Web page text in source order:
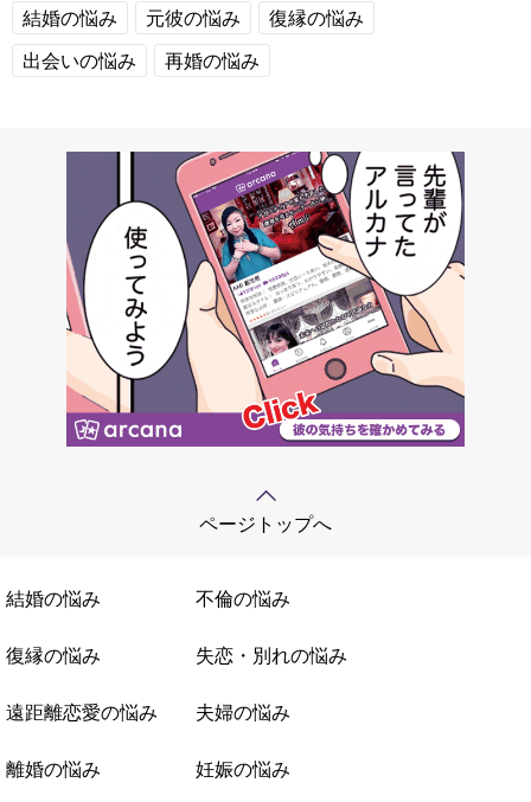
結婚の悩み
元彼の悩み
復縁の悩み
出会いの悩み
再婚の悩み
ページトップへ
結婚の悩み 不倫の悩み
復縁の悩み 失恋・別れの悩み
遠距離恋愛の悩み 夫婦の悩み
離婚の悩み 妊娠の悩み